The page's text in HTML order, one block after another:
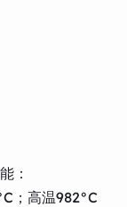
：
；高温982°C